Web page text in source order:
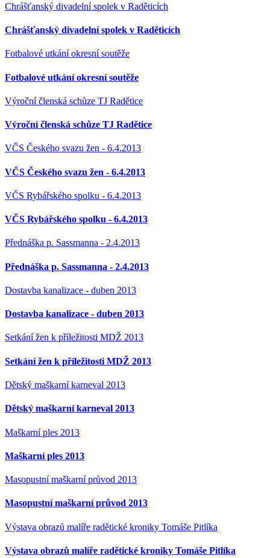
Chrášťanský divadelní spolek v Raděticích
Chrášťanský divadelní spolek v Raděticích
Fotbalové utkání okresní soutěže
Fotbalové utkání okresní soutěže
Výroční členská schůze TJ Radětice
Výroční členská schůze TJ Radětice
VČS Českého svazu žen - 6.4.2013
VČS Českého svazu žen - 6.4.2013
VČS Rybářského spolku - 6.4.2013
VČS Rybářského spolku - 6.4.2013
Přednáška p. Sassmanna - 2.4.2013
Přednáška p. Sassmanna - 2.4.2013
Dostavba kanalizace - duben 2013
Dostavba kanalizace - duben 2013
Setkání žen k příležitosti MDŽ 2013
Setkání žen k příležitosti MDŽ 2013
Dětský maškarní karneval 2013
Dětský maškarní karneval 2013
Maškarní ples 2013
Maškarní ples 2013
Masopustní maškarní průvod 2013
Masopustní maškarní průvod 2013
Výstava obrazů malíře radětické kroniky Tomáše Pitlíka
Výstava obrazů malíře radětické kroniky Tomáše Pitlíka